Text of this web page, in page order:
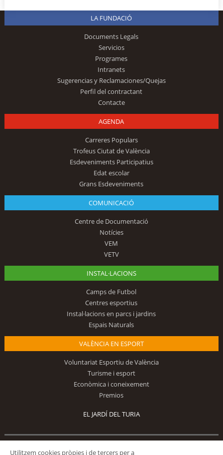
LA FUNDACIÓ
Documents Legals
Servicios
Programes
Intranets
Sugerencias y Reclamaciones/Quejas
Perfil del contractant
Contacte
AGENDA
Carreres Populars
Trofeus Ciutat de València
Esdeveniments Participatius
Edat escolar
Grans Esdeveniments
COMUNICACIÓ
Centre de Documentació
Notícies
VEM
VETV
INSTAL·LACIONS
Camps de Futbol
Centres esportius
Instal·lacions en parcs i jardins
Espais Naturals
VALÈNCIA EN ESPORT
Voluntariat Esportiu de València
Turisme i esport
Econòmica i coneixement
Premios
EL JARDÍ DEL TURIA
Utilitzem cookies pròpies i de tercers per a